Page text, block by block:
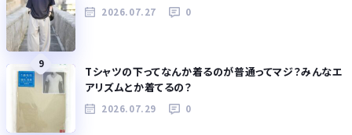
2026.07.27 0
9
Tシャツの下ってなんか着るのが普通ってマジ？みんなエ
アリズムとか着てるの？
2026.07.29 0